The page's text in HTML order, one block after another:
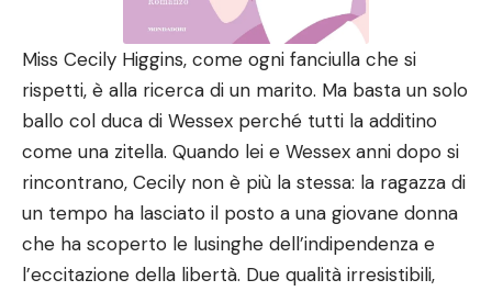
Miss Cecily Higgins, come ogni fanciulla che si
rispetti, è alla ricerca di un marito. Ma basta un solo
ballo col duca di Wessex perché tutti la additino
come una zitella. Quando lei e Wessex anni dopo si
rincontrano, Cecily non è più la stessa: la ragazza di
un tempo ha lasciato il posto a una giovane donna
che ha scoperto le lusinghe dell’indipendenza e
l’eccitazione della libertà. Due qualità irresistibili,